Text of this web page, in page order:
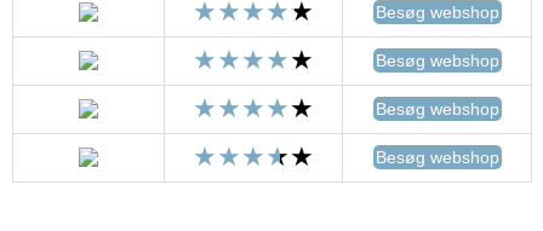
Besøg webshop
Besøg webshop
Besøg webshop
Besøg webshop